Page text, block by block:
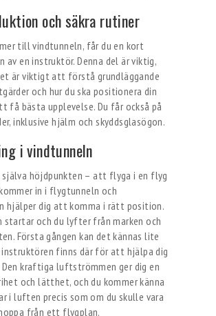
och säkra rutiner
till vindtunneln, får du en kort
av en instruktör. Denna del är viktig,
är viktigt att förstå grundläggande
och hur du ska positionera din
få bästa upplevelse. Du får också på
inklusive hjälm och skyddsglasögon.
i vindtunneln
själva höjdpunkten – att flyga i en flyg
in i flygtunneln och
hjälper dig att komma i rätt position.
startar och du lyfter från marken och
Första gången kan det kännas lite
instruktören finns där för att hjälpa dig
Den kraftiga luftströmmen ger dig en
och lätthet, och du kommer känna
i luften precis som om du skulle vara
från ett flygplan.